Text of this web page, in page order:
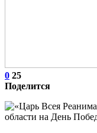
0 25
Поделится